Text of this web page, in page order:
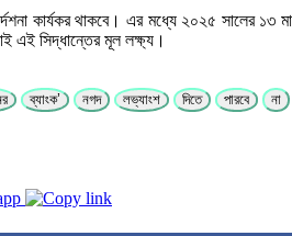
কার্যকর থাকবে। এর মধ্যে ২০২৫ সালের ১৩
এই সিদ্ধান্তের মূল লক্ষ্য।
ব্যাংক’ নগদ লভ্যাংশ দিতে পারবে না